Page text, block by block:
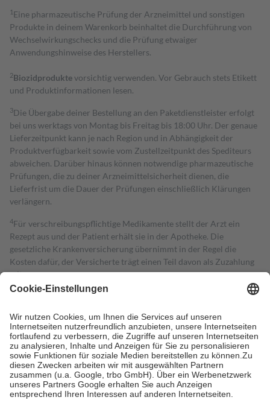
1 Eine pharmazeutische Prüfung der Arzneimittel und sonstigen
Produkte in deinem Warenkorb beinhaltet die Durchführung von
Wechselwirkungschecks und die Prüfung etwaiger
Anwendungshinweise des Herstellers.
2Biozidproduktevorsichtig verwenden. Vor Gebrauch stets Etikett
und Produktinformationen lesen.
3Die Übergabe deiner Bestellung an den Paketdienstleister erfolgt
bei uns werktags von Montag bis Freitag bis 18:00 Uhr. Der genaue
Lieferzeitpunkt kann je nach Region und in Abhängigkeit der
Produktverfügbarkeit sowie vom Zustellzeitpunkt des Spediteurs
abweichen. Darüber hinaus können notwendige pharmazeutische
Prüfungen, die zu deiner Arzneimittelsicherheit dienen, die
Lieferfrist um die Dauer der Prüfungen einschließlich Klärungen
verlängern.
4Für verschreibungspflichtige Medikamente stellt der Arzt ein
Rezept aus und der Patient erhält sie in der Apotheke. Die
gesetzliche Krankenversicherung übernimmt in der Regel die
Kosten dafür, der Versicherte trägt einen Teil davon als Zuzahlung
mit.
Grundsätzlich leisten Mitglieder Zuzahlungen in Höhe von zehn
höchstens zehn Euro.
Es sind jedoch nie mehr als die tatsächlichen
Kosten der Leistung zu entrichten.
Diese Regeln gelten grundsätzlich auch für Online-Apotheken.
Bei Heilmitteln und häuslicher Krankenpflege beträgt die
Zuzahlung zehn Prozent der Kosten sowie zehn Euro je
Verordnung.
Um das Engagement der Versicherten für ihre eigene Gesundheit zu
stärken und die besondere Stellung der Familie zu unterstützen,